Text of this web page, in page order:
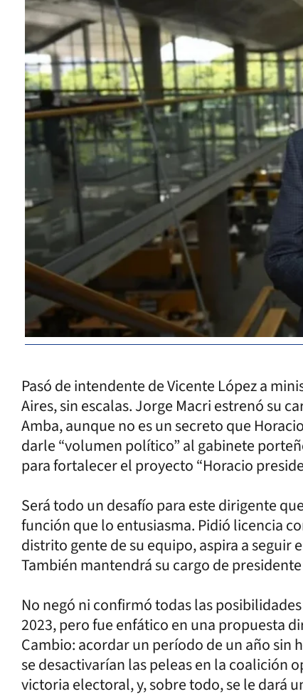
Pasó de intendente de Vicente López a
Aires, sin escalas. Jorge Macri estrenó su
Amba, aunque no es un secreto que
darle “volumen político” al gabinete
para fortalecer el proyecto “Horacio
Será todo un desafío para este dirigente
función que lo entusiasma. Pidió licencia
distrito gente de su equipo, aspira a seguir
También mantendrá su cargo de
No negó ni confirmó todas las
2023, pero fue enfático en una propuesta
Cambio: acordar un período de un año sin
se desactivarían las peleas en la coalición
victoria electoral, y, sobre todo, se le dará